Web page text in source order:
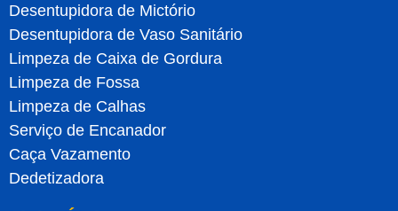
Desentupidora de Mictório
Desentupidora de Vaso Sanitário
Limpeza de Caixa de Gordura
Limpeza de Fossa
Limpeza de Calhas
Serviço de Encanador
Caça Vazamento
Dedetizadora